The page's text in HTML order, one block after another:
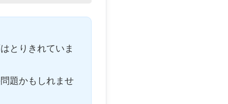
とりきれていま
題かもしれませ